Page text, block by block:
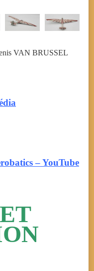
VAN BRUSSEL
– YouTube